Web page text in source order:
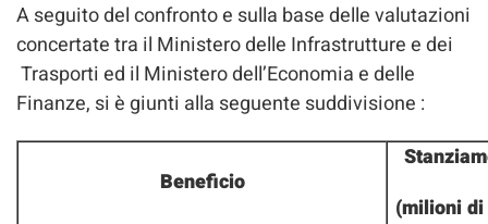
A seguito del confronto e sulla base delle valutazioni
concertate tra il Ministero delle Infrastrutture e dei
Trasporti ed il Ministero dell’Economia e delle
Finanze, si è giunti alla seguente suddivisione :
Beneficio
(milioni di